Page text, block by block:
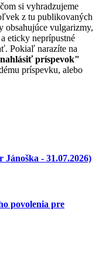
si vyhradzujeme
z tu publikovaných
obsahujúce vulgarizmy,
eticky neprípustné
Pokiaľ narazíte na
príspevok"
príspevku, alebo
Jánoška - 31.07.2026)
povolenia pre